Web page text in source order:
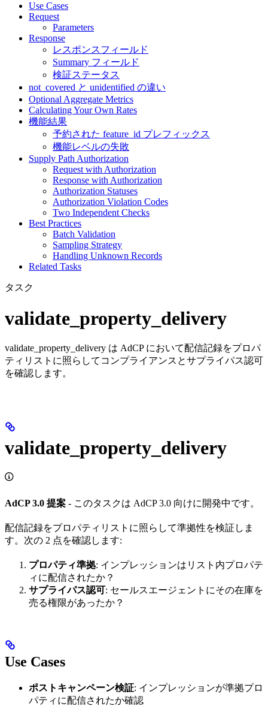
Use Cases
Request
Parameters
Response
レスポンスフィールド
Summary フィールド
検証ステータス
not_covered と unidentified の違い
Optional Aggregate Metrics
Calculating Your Own Rates
機能結果
予約された feature_id プレフィックス
機能レベルの失敗
Supply Path Authorization
Request with Authorization
Response with Authorization
Authorization Statuses
Authorization Violation Codes
Two Independent Checks
Best Practices
Batch Validation
Sampling Strategy
Handling Unknown Records
Related Tasks
タスク
validate_property_delivery
validate_property_delivery は AdCP において配信記録をプロパ
ティリストに照らしてコンプライアンスとサプライパス認可
を確認します。
validate_property_delivery
AdCP 3.0 提案 - このタスクは AdCP 3.0 向けに開発中です。
配信記録をプロパティリストに照らして準拠性を検証しま
す。次の 2 点を確認します:
プロパティ準拠: インプレッションはリスト内プロパテ
ィに配信されたか？
サプライパス認可: セールスエージェントにその在庫を
売る権限があったか？
Use Cases
ポストキャンペーン検証: インプレッションが準拠プロ
パティに配信されたか確認